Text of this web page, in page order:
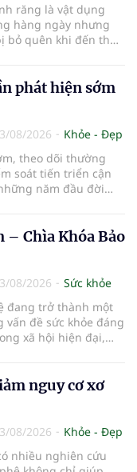
răng là vật dụng
hàng ngày nhưng
bỏ quên khi đến thời
lâu có thể làm giảm
sạch và ảnh hưởng
răng miệng...
phát hiện sớm
08/2026
Khỏe - Đẹp
theo dõi thường
soát tiến triển cận
năm đầu đời
là định hướng của
nhi và Kiểm soát
động ngày 1/8.
– Chìa Khóa Bảo
08/2026
Sức khỏe
đang trở thành một
vấn đề sức khỏe đáng
xã hội hiện đại,
thế giới đang
với bệnh, trong đó
nguy cơ xơ
08/2026
Khỏe - Đẹp
nhiều nghiên cứu